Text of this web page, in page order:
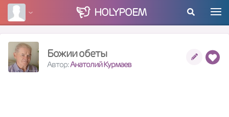
HOLYPOEM
Божии обеты
Автор:Анатолий Курмаев